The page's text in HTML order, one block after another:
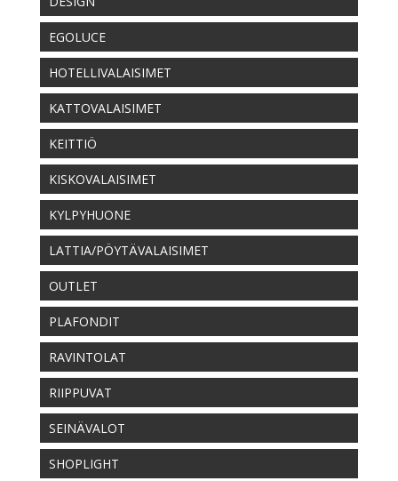
EGOLUCE
HOTELLIVALAISIMET
KATTOVALAISIMET
KEITTIÖ
KISKOVALAISIMET
KYLPYHUONE
LATTIA/PÖYTÄVALAISIMET
OUTLET
PLAFONDIT
RAVINTOLAT
RIIPPUVAT
SEINÄVALOT
SHOPLIGHT